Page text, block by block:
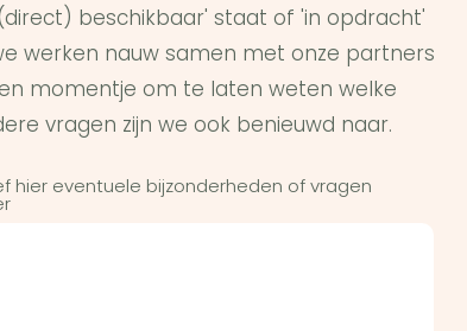
beschikbaar' staat of 'in opdracht'
werken nauw samen met onze partners
momentje om te laten weten welke
vragen zijn we ook benieuwd naar.
hier eventuele bijzonderheden of vragen